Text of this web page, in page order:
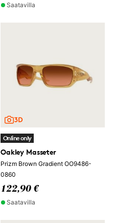
Saatavilla
Online only
Oakley Masseter
Prizm Brown Gradient OO9486-
0860
122,90 €
Saatavilla